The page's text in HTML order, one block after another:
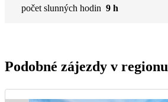
počet slunných hodin 9 h
Podobné zájezdy v regionu